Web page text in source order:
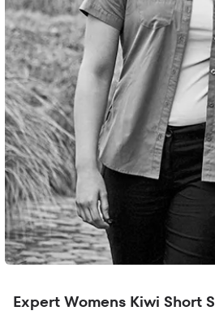
Expert Womens Kiwi Short